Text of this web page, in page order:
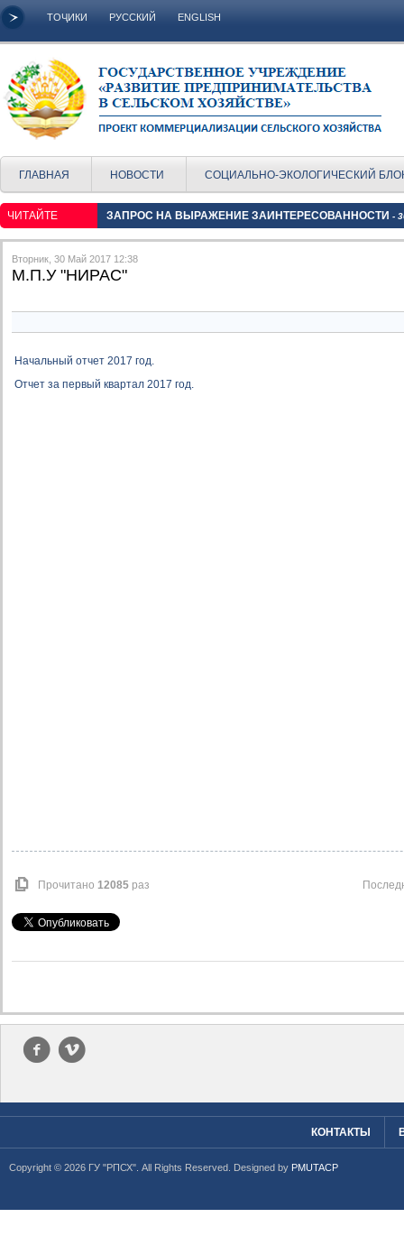
ТОҶИКИ РУССКИЙ ENGLISH
ГЛАВНАЯ НОВОСТИ СОЦИАЛЬНО-ЭКОЛОГИЧЕСКИЙ
ЧИТАЙТЕ ЗАПРОС НА ВЫРАЖЕНИЕ ЗАИНТЕРЕСОВАННОСТИ -
Вторник, 30 Май 2017 12:38
М.П.У "НИРАС"
Начальный отчет 2017 год.
Отчет за первый квартал 2017 год.
Прочитано 12085 раз
f v
КОНТАКТЫ
Copyright © 2026 ГУ "РПСХ". All Rights Reserved. Designed by PMUTACP